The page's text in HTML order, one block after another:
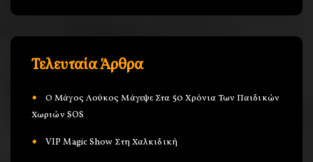
Τελευταία Άρθρα
Ο Μάγος Λούκος Μάγεψε Στα 50 Χρόνια Των Παιδικών
Χωριών SOS
VIP Magic Show Στη Χαλκιδική